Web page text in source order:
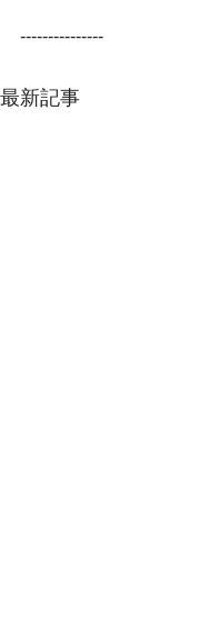
---------------
最新記事